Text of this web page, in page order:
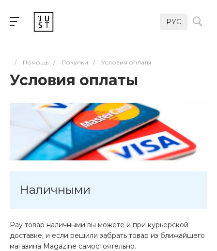
РУС
/ Помощь / Покупки / Условия оплаты
Условия оплаты
Наличными
Pay товар наличными вы можете и при курьерской
доставке, и если решили забрать товар из ближайшего
магазина Magazine самоcтоятельно.